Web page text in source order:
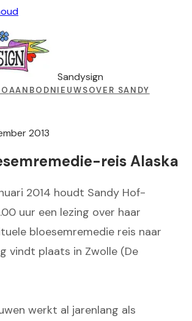
Sandysign
AANBODNIEUWSOVER SANDY
2013
reis Alaska
2014 houdt Sandy Hof-
uur een lezing over haar
bloesemremedie reis naar
vindt plaats in Zwolle (De
werkt al jarenlang als